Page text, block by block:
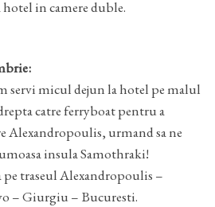
in camere duble.
servi micul dejun la hotel pe malul
catre ferryboat pentru a
Alexandropoulis, urmand sa ne
insula Samothraki!
traseul Alexandropoulis –
– Giurgiu – Bucuresti.